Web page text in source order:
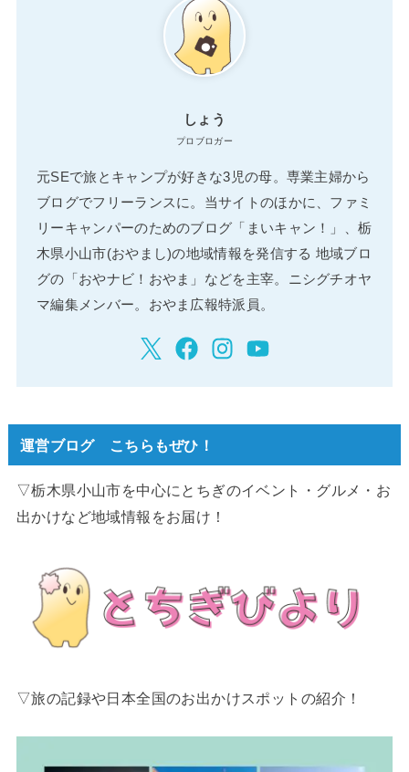
しょう
プロブロガー
元SEで旅とキャンプが好きな3児の母。専業主婦から
ブログでフリーランスに。当サイトのほかに、ファミ
リーキャンパーのためのブログ「まいキャン！」、栃
木県小山市(おやまし)の地域情報を発信する 地域ブロ
グの「おやナビ！おやま」などを主宰。ニシグチオヤ
マ編集メンバー。おやま広報特派員。
運営ブログ こちらもぜひ！
▽栃木県小山市を中心にとちぎのイベント・グルメ・お
出かけなど地域情報をお届け！
▽旅の記録や日本全国のお出かけスポットの紹介！